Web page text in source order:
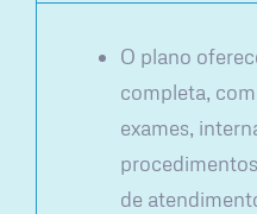
O plano
completa,
exames,
de